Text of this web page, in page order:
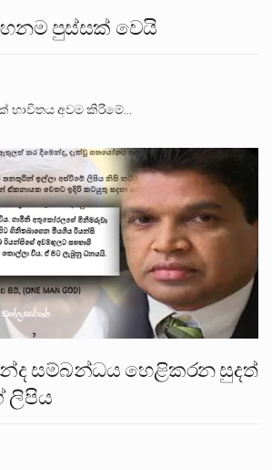
පුස්සක් වෙයි
අවම කිරීමේ…
සම්බන්ධය හෙළිකරන සුදත්
ලිපිය